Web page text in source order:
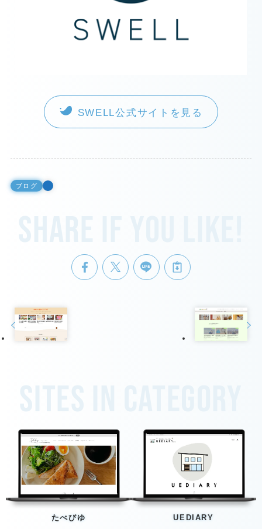
SWELL公式サイトを見る
ブログ
Share if you like!
Sites in category
たべびゆ UEDIARY